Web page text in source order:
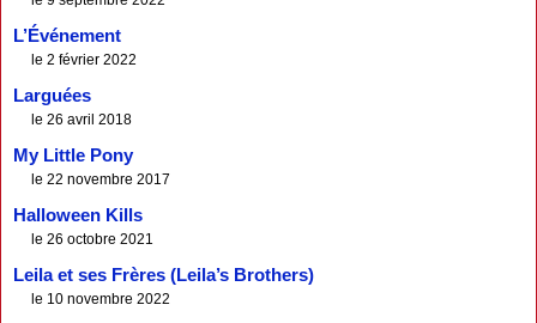
L’Événement
le 2 février 2022
Larguées
le 26 avril 2018
My Little Pony
le 22 novembre 2017
Halloween Kills
le 26 octobre 2021
Leila et ses Frères (Leila’s Brothers)
le 10 novembre 2022